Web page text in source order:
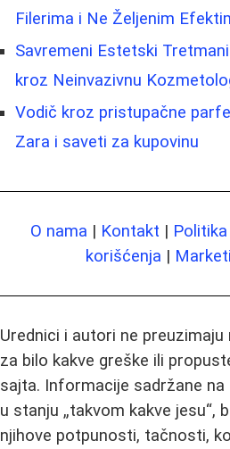
Filerima i Ne Željenim
Savremeni Estetski
kroz Neinvazivnu
Vodič kroz pristupačne
Zara i saveti za kupovinu
O nama | Kontakt |
korišćenja |
Urednici i autori ne
za bilo kakve greške ili
sajta. Informacije sadržane
u stanju „takvom kakve jesu“,
njihove potpunosti, tačnosti,